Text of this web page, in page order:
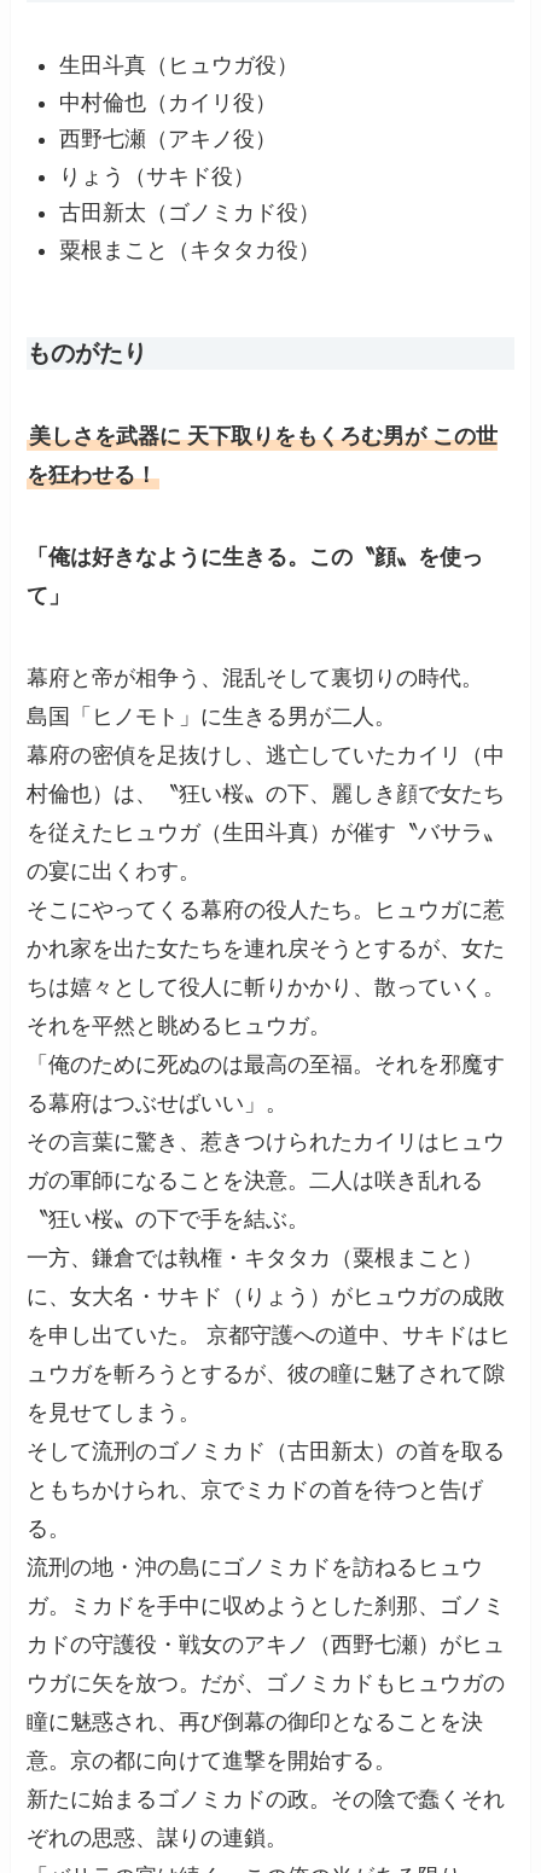
生田斗真（ヒュウガ役）
中村倫也（カイリ役）
西野七瀬（アキノ役）
りょう（サキド役）
古田新太（ゴノミカド役）
粟根まこと（キタタカ役）
ものがたり
美しさを武器に 天下取りをもくろむ男が この世
を狂わせる！
「俺は好きなように生きる。この〝顔〟を使っ
て」
幕府と帝が相争う、混乱そして裏切りの時代。
島国「ヒノモト」に生きる男が二人。
幕府の密偵を足抜けし、逃亡していたカイリ（中
村倫也）は、〝狂い桜〟の下、麗しき顔で女たち
を従えたヒュウガ（生田斗真）が催す〝バサラ〟
の宴に出くわす。
そこにやってくる幕府の役人たち。ヒュウガに惹
かれ家を出た女たちを連れ戻そうとするが、女た
ちは嬉々として役人に斬りかかり、散っていく。
それを平然と眺めるヒュウガ。
「俺のために死ぬのは最高の至福。それを邪魔す
る幕府はつぶせばいい」。
その言葉に驚き、惹きつけられたカイリはヒュウ
ガの軍師になることを決意。二人は咲き乱れる
〝狂い桜〟の下で手を結ぶ。
一方、鎌倉では執権・キタタカ（粟根まこと）
に、女大名・サキド（りょう）がヒュウガの成敗
を申し出ていた。 京都守護への道中、サキドはヒ
ュウガを斬ろうとするが、彼の瞳に魅了されて隙
を見せてしまう。
そして流刑のゴノミカド（古田新太）の首を取る
ともちかけられ、京でミカドの首を待つと告げ
る。
流刑の地・沖の島にゴノミカドを訪ねるヒュウ
ガ。ミカドを手中に収めようとした刹那、ゴノミ
カドの守護役・戦女のアキノ（西野七瀬）がヒュ
ウガに矢を放つ。だが、ゴノミカドもヒュウガの
瞳に魅惑され、再び倒幕の御印となることを決
意。京の都に向けて進撃を開始する。
新たに始まるゴノミカドの政。その陰で蠢くそれ
ぞれの思惑、謀りの連鎖。